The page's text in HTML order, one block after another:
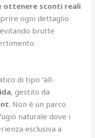
sconti reali
ogni dettaglio
brutte
di tipo “all-
, gestito da
. Non è un parco
naturale dove i
esclusiva a